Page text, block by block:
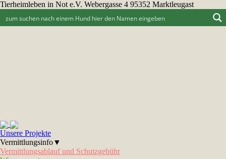
Tierheimleben in Not e.V. Webergasse 4 95352 Marktleugast
Unsere Projekte
Vermittlungsinfo▼
Vermittlungsablauf und Schutzgebühr